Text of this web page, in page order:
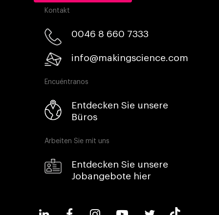
Kontakt
0046 8 660 7333​
info@makingscience.com
Encuéntranos
Entdecken Sie unsere
Büros
Arbeiten Sie mit uns
Entdecken Sie unsere
Jobangebote hier